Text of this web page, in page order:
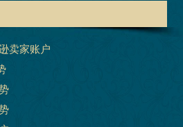
卖家账户